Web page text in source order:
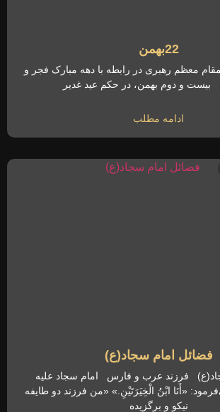
22بهمن
مقام معظم رهبری در رابطه با دهه مبارک فجر و
ادامه مطلب
فضائل امام سجاد(ع)
فرزند عرب و فارس امام سجاد علیه
«أَنَا ابْنُ الْخِیَرَتَیْنِ.» «من فرزند دو طایفه
نیکو و برگزیده